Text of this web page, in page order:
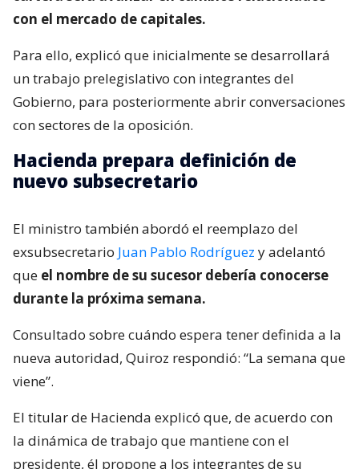
con el mercado de capitales.
Para ello, explicó que inicialmente se desarrollará
un trabajo prelegislativo con integrantes del
Gobierno, para posteriormente abrir conversaciones
con sectores de la oposición.
Hacienda prepara definición de
nuevo subsecretario
El ministro también abordó el reemplazo del
exsubsecretario Juan Pablo Rodríguez y adelantó
que el nombre de su sucesor debería conocerse
durante la próxima semana.
Consultado sobre cuándo espera tener definida a la
nueva autoridad, Quiroz respondió: “La semana que
viene”.
El titular de Hacienda explicó que, de acuerdo con
la dinámica de trabajo que mantiene con el
presidente, él propone a los integrantes de su